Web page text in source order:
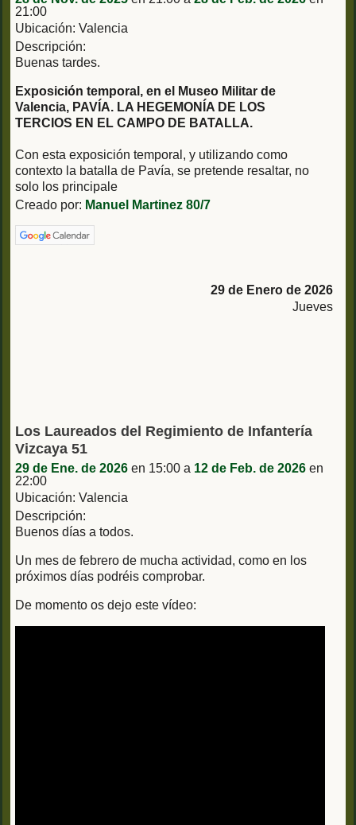
21:00
Ubicación: Valencia
Descripción:
Buenas tardes.
Exposición temporal, en el Museo Militar de
Valencia, PAVÍA. LA HEGEMONÍA DE LOS
TERCIOS EN EL CAMPO DE BATALLA.
Con esta exposición temporal, y utilizando como
contexto la batalla de Pavía, se pretende resaltar, no
solo los principale
Creado por: Manuel Martinez 80/7
29 de Enero de 2026
Jueves
Los Laureados del Regimiento de Infantería
Vizcaya 51
29 de Ene. de 2026 en 15:00 a 12 de Feb. de 2026 en
22:00
Ubicación: Valencia
Descripción:
Buenos días a todos.
Un mes de febrero de mucha actividad, como en los
próximos días podréis comprobar.
De momento os dejo este vídeo: